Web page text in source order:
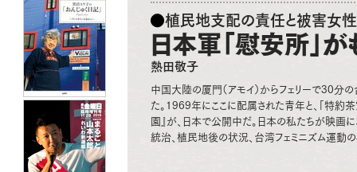
植民地支配の責任と被害女
日本軍「慰安所」
熱田敬子
中国大陸の厦門（アモイ）からフェリーで30
た。1969年にここに配属された青年と、「特約
園』が、日本で公開中だ。日本の私たちが映
統治、植民地後の状況、台湾フェミニズム運動